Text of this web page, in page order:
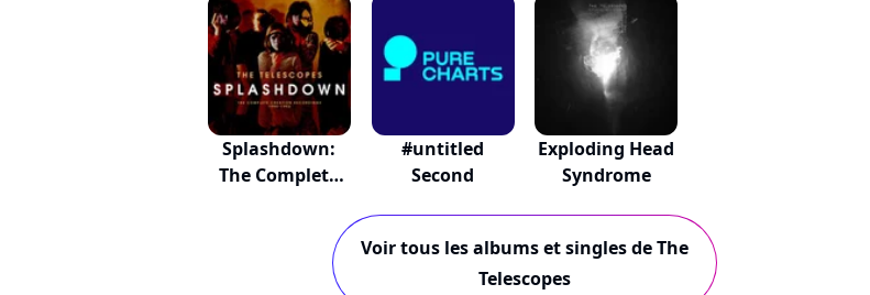
Splashdown:
The Complete
#untitled
Second
Exploding Head
Syndrome
Voir tous les albums et singles de The
Telescopes